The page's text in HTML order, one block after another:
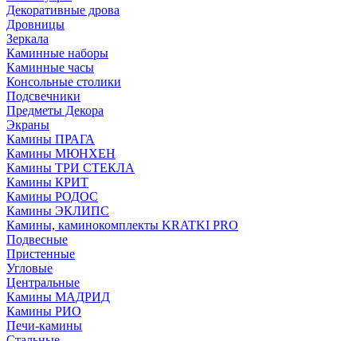
Декоративные дрова
Дровницы
Зеркала
Каминные наборы
Каминные часы
Консольные столики
Подсвечники
Предметы Декора
Экраны
Камины ПРАГА
Камины МЮНХЕН
Камины ТРИ СТЕКЛА
Камины КРИТ
Камины РОДОС
Камины ЭКЛИПС
Камины, каминокомплекты KRATKI PRO
Подвесные
Пристенные
Угловые
Центральные
Камины МАДРИД
Камины РИО
Печи-камины